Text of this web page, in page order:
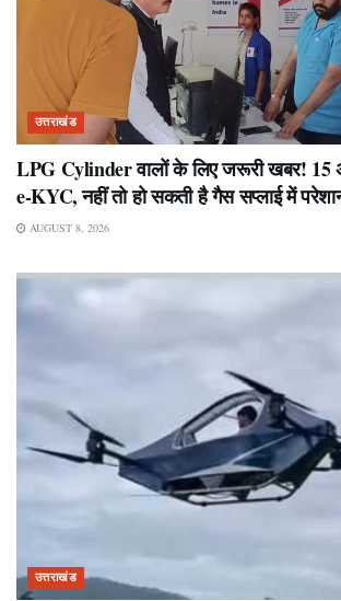
उत्तराखंड
LPG Cylinder वालों के लिए जरूरी खबर!
e-KYC, नहीं तो हो सकती है गैस सप्लाई में
AUGUST 8, 2026
उत्तराखंड